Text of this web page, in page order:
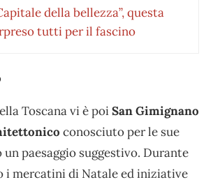
della bellezza”, questa
tutti per il fascino
Toscana vi è poiSan Gimignano
conosciuto per le sue
paesaggio suggestivo. Durante
i mercatini di Natale ed iniziative